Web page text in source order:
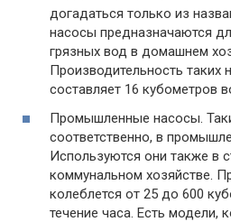
догадаться только из
насосы предназначаются
грязных вод в домашнем
Производительность таких
составляет 16 кубометров
Промышленные насосы.
соответственно, в
Используются они также в
коммунальном хозяйстве.
колеблется от 25 до 600
течение часа. Есть модели,